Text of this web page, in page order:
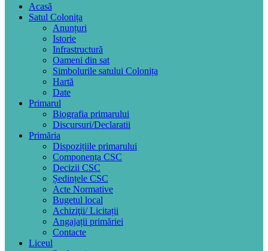
Acasă
Satul Colonița
Anunțuri
Istorie
Infrastructură
Oameni din sat
Simbolurile satului Colonița
Hartă
Date
Primarul
Biografia primarului
Discursuri/Declaratii
Primăria
Dispozițiile primarului
Componența CSC
Decizii CSC
Ședințele CSC
Acte Normative
Bugetul local
Achiziţii/ Licitații
Angajații primăriei
Contacte
Liceul